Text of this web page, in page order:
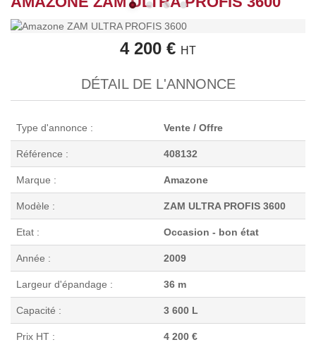
4 200 € HT
DÉTAIL DE L'ANNONCE
Type d'annonce : Vente / Offre
Référence : 408132
Marque : Amazone
Modèle : ZAM ULTRA PROFIS 3600
Etat : Occasion - bon état
Année : 2009
Largeur d'épandage : 36 m
Capacité : 3 600 L
Prix HT : 4 200 €